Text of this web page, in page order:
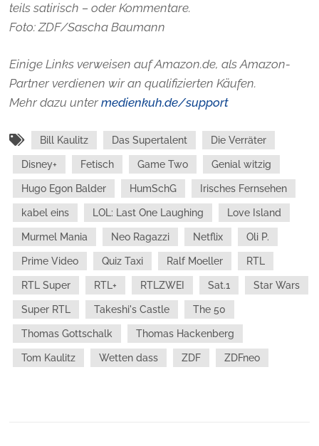
teils satirisch – oder Kommentare.
Foto: ZDF/Sascha Baumann
Einige Links verweisen auf Amazon.de, als Amazon-
Partner verdienen wir an qualifizierten Käufen.
Mehr dazu untermedienkuh.de/support
Bill Kaulitz Das Supertalent Die Verräter
Disney+ Fetisch Game Two Genial witzig
Hugo Egon Balder HumSchG Irisches Fernsehen
kabel eins LOL: Last One Laughing Love Island
Murmel Mania Neo Ragazzi Netflix Oli P.
Prime Video Quiz Taxi Ralf Moeller RTL
RTL Super RTL+ RTLZWEI Sat.1 Star Wars
Super RTL Takeshi's Castle The 50
Thomas Gottschalk Thomas Hackenberg
Tom Kaulitz Wetten dass ZDF ZDFneo